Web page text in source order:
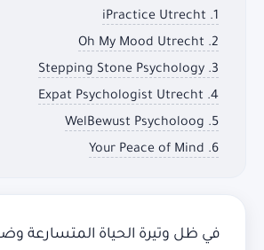
1. iPractice Utrecht
2. Oh My Mood Utrecht
3. Stepping Stone Psychology
4. Expat Psychologist Utrecht
5. WelBewust Psycholoog
6. Your Peace of Mind
في ظل وتيرة الحياة المتسارعة